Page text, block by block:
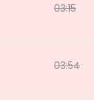
03:15
03:54